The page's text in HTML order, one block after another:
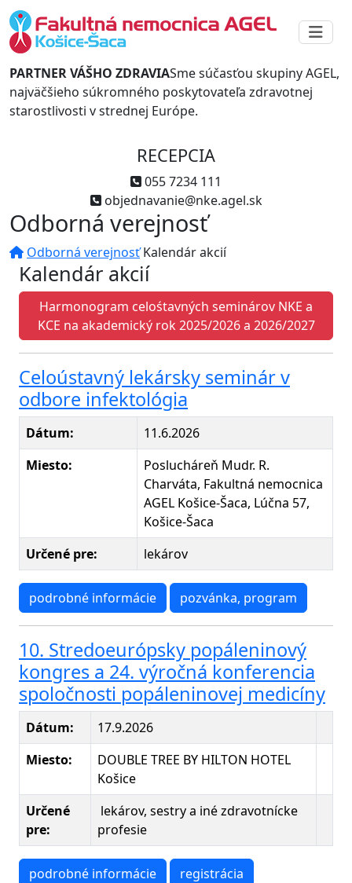
PARTNER VÁŠHO ZDRAVIASme súčasťou skupiny AGEL,
najväčšieho súkromného poskytovateľa zdravotnej
starostlivosti v strednej Európe.
RECEPCIA
055 7234 111
objednavanie@nke.agel.sk
Odborná verejnosť
Odborná verejnosť Kalendár akcií
Kalendár akcií
Harmonogram celośtavných seminárov NKE a
KCE na akademický rok 2025/2026 a 2026/2027
Celoústavný lekársky seminár v
odbore infektológia
Dátum:
11.6.2026
Miesto:
Poslucháreň Mudr. R.
Charváta, Fakultná nemocnica
AGEL Košice-Šaca, Lúčna 57,
Košice-Šaca
Určené pre:
lekárov
podrobné informácie pozvánka, program
10. Stredoeurópsky popáleninový
kongres a 24. výročná konferencia
spoločnosti popáleninovej medicíny
Dátum:
17.9.2026
Miesto:
DOUBLE TREE BY HILTON HOTEL
Košice
Určené
pre:
lekárov, sestry a iné zdravotnícke
profesie
podrobné informácie registrácia